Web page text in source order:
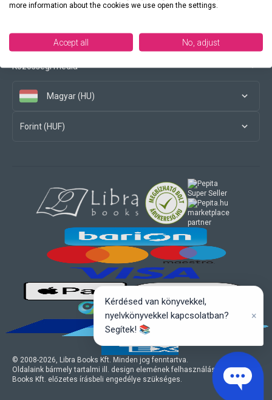
Közösségi média
Magyar (HU)
Forint (HUF)
© 2008-2026, Libra Books Kft. Minden jog fenntartva.
Oldalaink bármely tartalmi ill. design elemének felhasználásához a Libra
Books Kft. előzetes írásbeli engedélye szükséges.
marketplace
partner
more information about the cookies we use open the settings.
Accept all No, adjust
Kérdésed van könyvekkel,
nyelvkönyvekkel kapcsolatban?
Segítek! 📚
×